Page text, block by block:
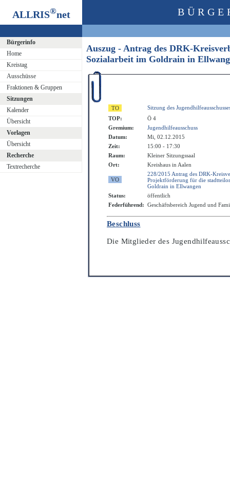
ALLRIS®net
Bürgerinfo
Home
Kreistag
Ausschüsse
Fraktionen & Gruppen
Sitzungen
Kalender
Übersicht
Vorlagen
Übersicht
Recherche
Textrecherche
Auszug - Antrag des DRK-
Sozialarbeit im Goldrain in
Sitzung des
TOP:
Ö 4
Gremium:
Jugendhilfeausschuss
Datum:
Mi, 02.12.2015
Zeit:
15:00 - 17:30
Raum:
Kleiner Sitzungssaal
Ort:
Kreishaus in Aalen
228/2015 Antrag des DRK-
Projektförderung für die
Goldrain in Ellwangen
Status:
öffentlich
Federführend: Geschäftsbereich Jugend und
Beschluss
Die Mitglieder des